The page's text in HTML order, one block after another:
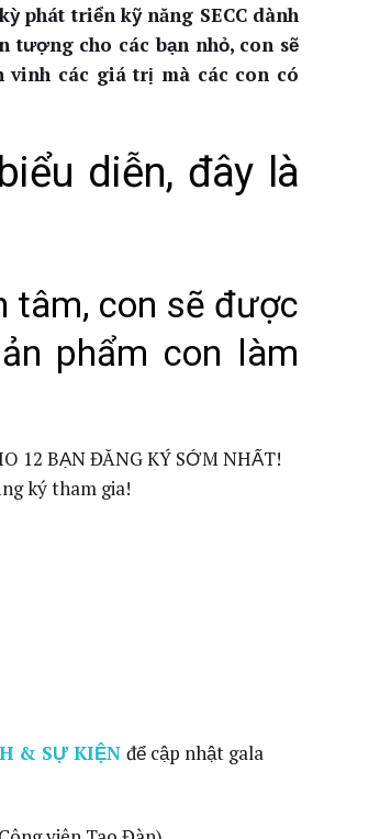
phát triển kỹ năng SECC dành
tượng cho các bạn nhỏ, con sẽ
vinh các giá trị mà các con có
diễn, đây là
tâm, con sẽ được
phẩm con làm
12 BẠN ĐĂNG KÝ SỚM NHẤT!
ký tham gia!
& SỰ KIỆN để cập nhật gala